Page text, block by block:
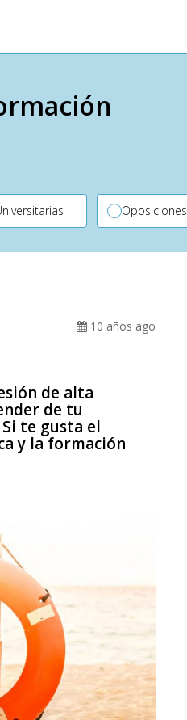
Oposiciones
10 años ago
de alta
de tu
te gusta el
y la formación